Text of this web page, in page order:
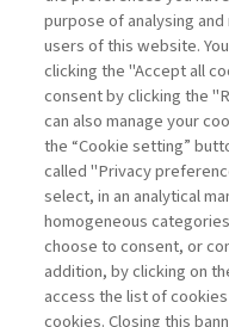
La consultazione dei
agli abbonati Premium
Legenda: Accedi Per
purpose of analysing
users of this website.
clicking the "Accept all
consent by clicking the
can also manage your
the “Cookie setting”
called "Privacy
select, in an analytical
homogeneous
choose to consent, or
addition, by clicking on
access the list of
cookies. Closing this